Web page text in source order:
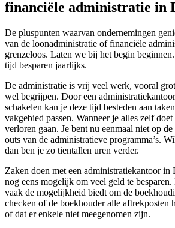
financiële administratie in
De pluspunten waarvan ondernemingen
van de loonadministratie of financiële
grenzeloos. Laten we bij het begin
tijd besparen jaarlijks.
De administratie is vrij veel werk, vooral
wel begrijpen. Door een
schakelen kan je deze tijd besteden aan
vakgebied passen. Wanneer je alles zelf
verloren gaan. Je bent nu eenmaal niet op
outs van de administratieve programma’s.
dan ben je zo tientallen uren verder.
Zaken doen met een administratiekantoor in
nog eens mogelijk om veel geld te
vaak de mogelijkheid biedt om de
checken of de boekhouder alle aftrekposten
of dat er enkele niet meegenomen zijn.